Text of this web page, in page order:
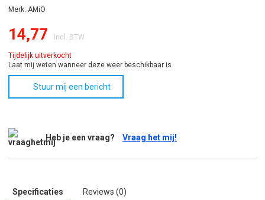
Merk: AMiO
14,77 Incl. BTW
Tijdelijk uitverkocht
Laat mij weten wanneer deze weer beschikbaar is
Stuur mij een bericht
Heb je een vraag? Vraag het mij!
Specificaties Reviews (0)